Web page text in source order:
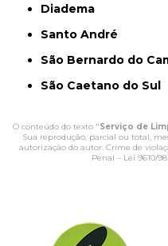
Diadema
Santo André
São Bernardo do
São Caetano do Sul
O conteúdo do texto "Serviço de
Sua reprodução, parcial ou total,
autorização do autor. Crime de
Penal – Lei 9610/